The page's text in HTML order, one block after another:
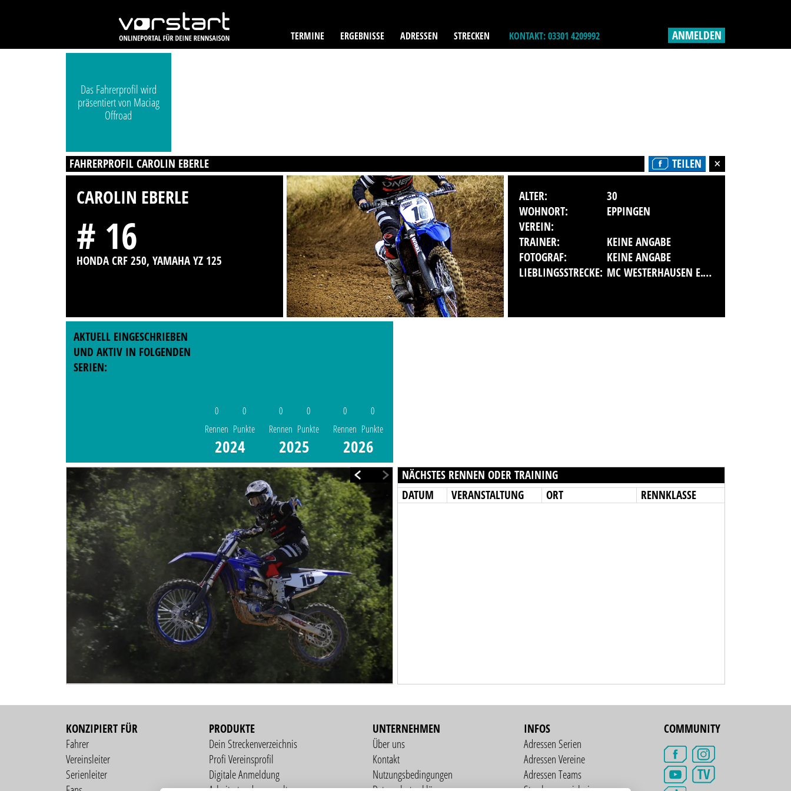
TERMINE ERGEBNISSE ADRESSEN STRECKEN KONTAKT: 03301 4209992 ANMELDEN
Das Fahrerprofil wird
präsentiert von Maciag
Offroad
FAHRERPROFIL CAROLIN EBERLE TEILEN
CAROLIN EBERLE
# 16
HONDA CRF 250, YAMAHA YZ 125
ALTER:
30
WOHNORT:
EPPINGEN
VEREIN:
TRAINER:
KEINE ANGABE
FOTOGRAF:
KEINE ANGABE
LIEBLINGSSTRECKE:
MC WESTERHAUSEN E.V. IM ADAC
AKTUELL EINGESCHRIEBEN
UND AKTIV IN FOLGENDEN
SERIEN:
0
Rennen
0
Punkte
2024
0
Rennen
0
Punkte
2025
0
Rennen
0
Punkte
2026
NÄCHSTES RENNEN ODER TRAINING
DATUM
VERANSTALTUNG ORT RENNKLASSE
KONZIPIERT FÜR
Fahrer
Vereinsleiter
Serienleiter
PRODUKTE
Dein Streckenverzeichnis
Profi Vereinsprofil
Digitale Anmeldung
UNTERNEHMEN
Über uns
Kontakt
Nutzungsbedingungen
INFOS
Adressen Serien
Adressen Vereine
Adressen Teams
COMMUNITY
TV